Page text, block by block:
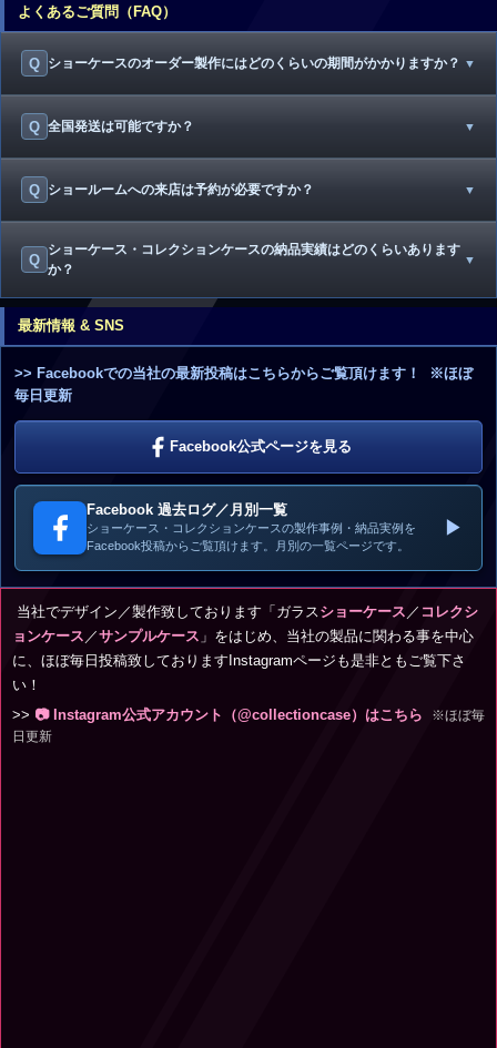
よくあるご質問（FAQ）
Q ショーケースのオーダー製作にはどのくらいの期間がかかりますか？ ▼
Q 全国発送は可能ですか？ ▼
Q ショールームへの来店は予約が必要ですか？ ▼
Q
ショーケース・コレクションケースの納品実績はどのくらいあります
か？
▼
最新情報 & SNS
>> Facebookでの当社の最新投稿はこちらからご覧頂けます！ ※ほぼ
毎日更新
Facebook公式ページを見る
Facebook 過去ログ／月別一覧
ショーケース・コレクションケースの製作事例・納品実例を
Facebook投稿からご覧頂けます。月別の一覧ページです。
▶
当社でデザイン／製作致しております「ガラスショーケース ／ コレクシ
ョンケース ／サンプルケース 」をはじめ、当社の製品に関わる事を中心
に、ほぼ毎日投稿致しておりますInstagramページも是非ともご覧下さ
い！
>> 📷 Instagram公式アカウント（@collectioncase）はこちら
※ほぼ毎
日更新